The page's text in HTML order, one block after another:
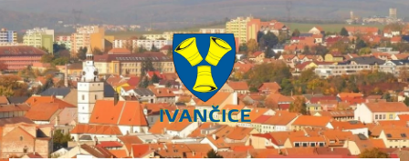
obsah
levý
panel
patičku